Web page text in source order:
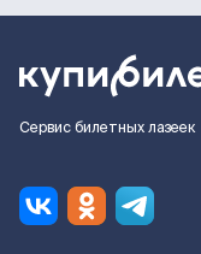
Сервис билетных лазеек